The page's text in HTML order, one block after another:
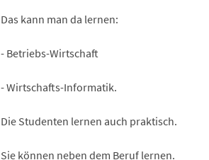
Das kann man da lernen:
- Betriebs-Wirtschaft
- Wirtschafts-Informatik.
Die Studenten lernen auch praktisch.
Sie können neben dem Beruf lernen.